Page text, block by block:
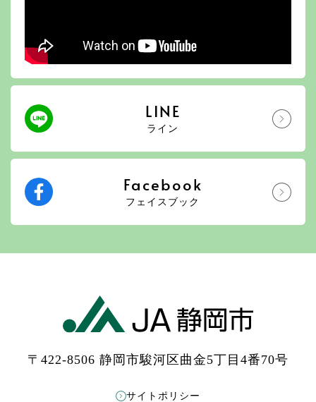
LINE
ライン
Facebook
フェイスブック
〒422-8506 静岡市駿河区曲金5丁目4番70号
サイトポリシー